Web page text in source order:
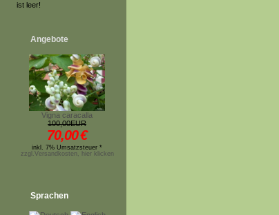
ist leer!
Angebote
Vigna caracalla
100,00EUR
70,00€
inkl. 7% Umsatzsteuer *
zzgl.Versandkosten, hier klicken
Sprachen